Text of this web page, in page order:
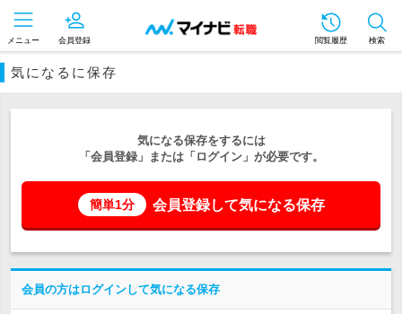
メニュー 会員登録 閲覧履歴 検索
気になるに保存
気になる保存をするには
「会員登録」または「ログイン」が必要です。
簡単1分 会員登録して気になる保存
会員の方はログインして気になる保存